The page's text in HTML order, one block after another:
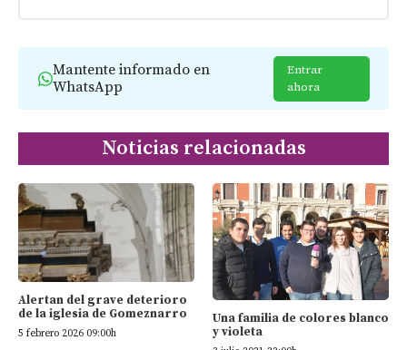
Mantente informado en
WhatsApp
Entrar
ahora
Noticias relacionadas
Alertan del grave deterioro
de la iglesia de Gomeznarro
5 febrero 2026 09:00h
Una familia de colores blanco
y violeta